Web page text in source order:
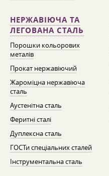
НЕРЖАВІЮЧА ТА
ЛЕГОВАНА СТАЛЬ
Порошки кольорових
металів
Прокат нержавіючий
Жароміцна нержавіюча
сталь
Аустенітна сталь
Феритні сталі
Дуплексна сталь
ГОСТи спеціальних сталей
Інструментальна сталь